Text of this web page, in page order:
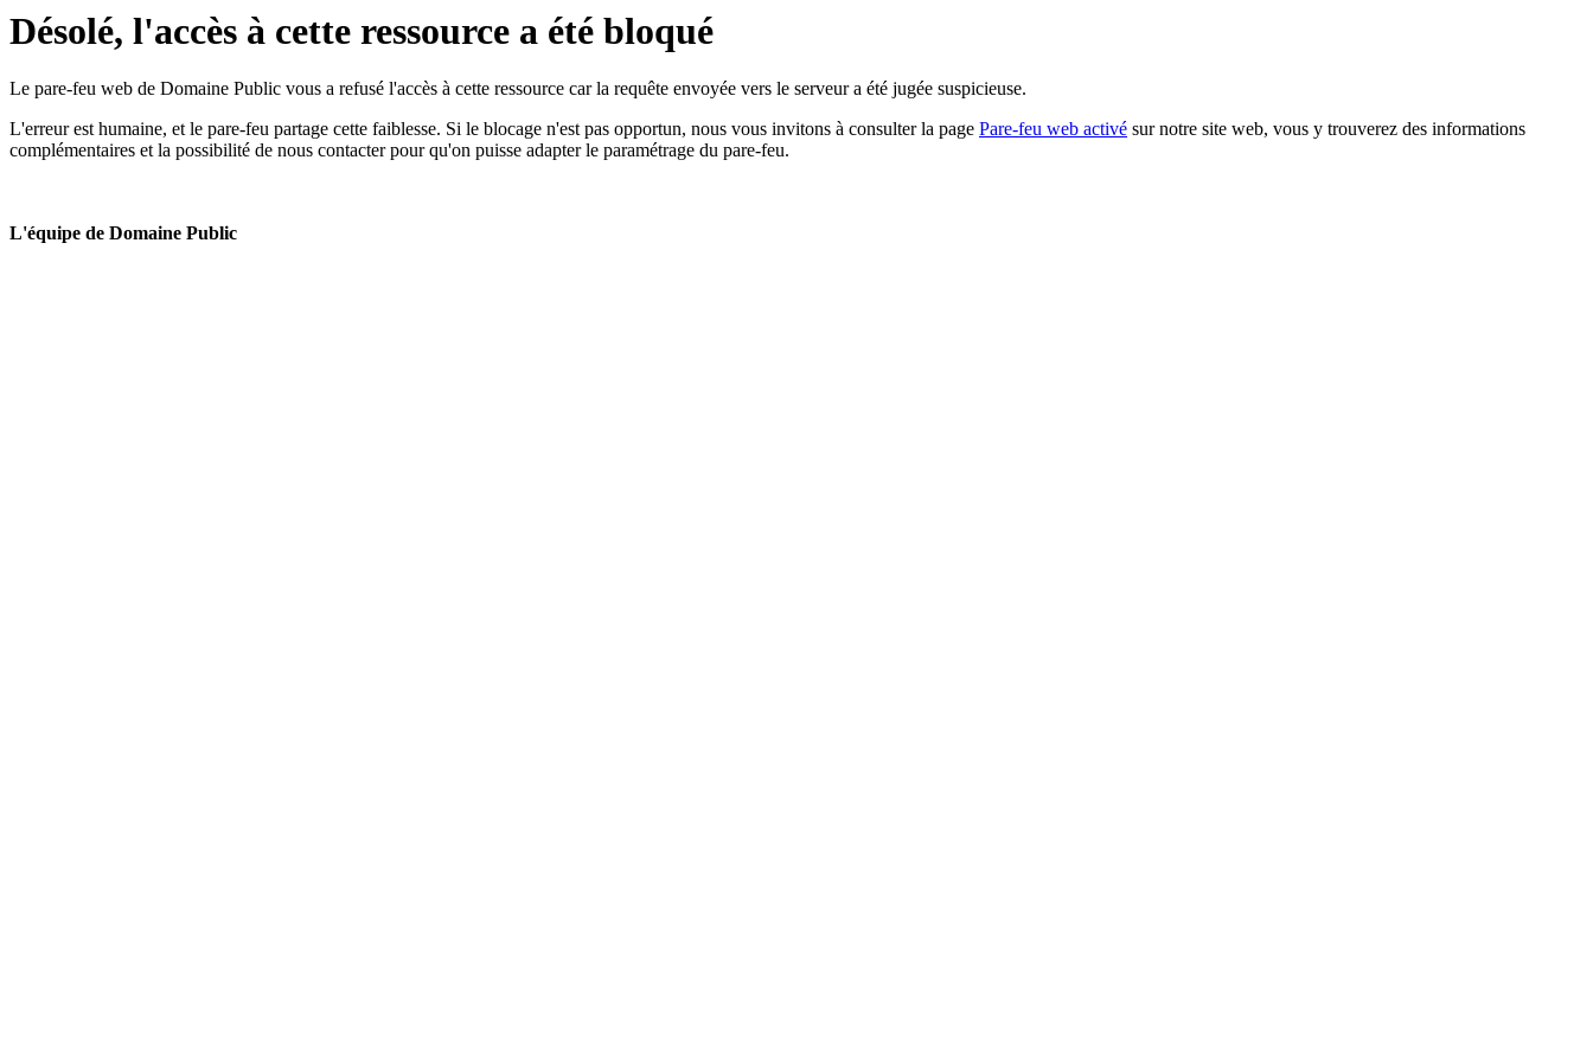
Désolé, l'accès à cette ressource a été bloqué
Le pare-feu web de Domaine Public vous a refusé l'accès à cette ressource car la requête envoyée vers le serveur a été jugée suspicieuse.
L'erreur est humaine, et le pare-feu partage cette faiblesse. Si le blocage n'est pas opportun, nous vous invitons à consulter la page Pare-feu web activé sur notre site web, vous y trouverez des informations
complémentaires et la possibilité de nous contacter pour qu'on puisse adapter le paramétrage du pare-feu.
L'équipe de Domaine Public